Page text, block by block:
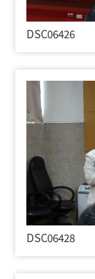
DSC06426
DSC06428